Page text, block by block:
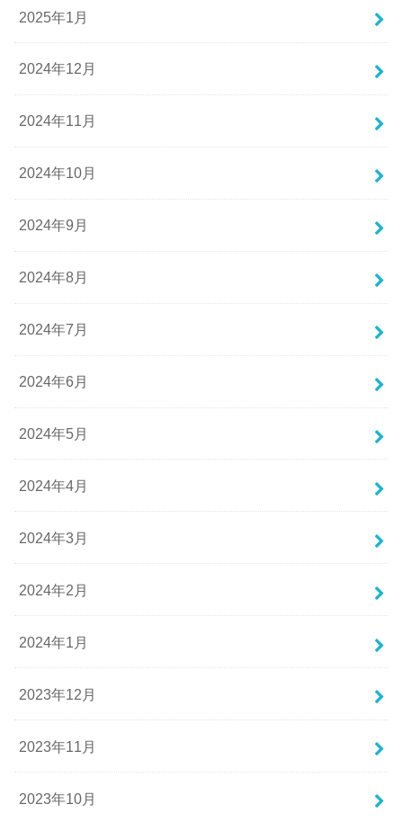
2025年1月
2024年12月
2024年11月
2024年10月
2024年9月
2024年8月
2024年7月
2024年6月
2024年5月
2024年4月
2024年3月
2024年2月
2024年1月
2023年12月
2023年11月
2023年10月